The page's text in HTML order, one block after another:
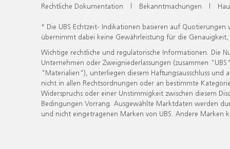
Rechtliche Dokumentation | Bekanntmachungen |
* Die UBS Echtzeit- Indikationen basieren auf
übernimmt dabei keine Gewährleistung für die
Wichtige rechtliche und regulatorische Informationen. Die
Unternehmen oder Zweigniederlassungen (zusammen
"Materialien"), unterliegen diesem Haftungsausschluss
nicht in allen Rechtsordnungen oder an bestimmte
Widerspruchs oder einer Unstimmigkeit zwischen diesem
Bedingungen Vorrang. Ausgewählte Marktdaten werden
und nicht eingetragenen Marken von UBS. Andere Marken